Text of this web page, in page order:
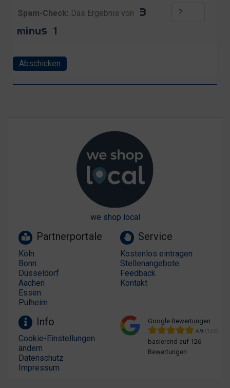
Spam-Check: Das Ergebnis von
Abschicken
we shop local
Partnerportale
Köln
Bonn
Düsseldorf
Aachen
Essen
Pulheim
Service
Kostenlos eintragen
Stellenangebote
Feedback
Kontakt
Info
Cookie-Einstellungen
ändern
Datenschutz
Impressum
Google Bewertungen
4.9 (126)
basierend auf 126
Bewertungen